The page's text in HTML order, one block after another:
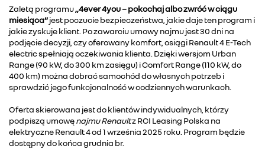
Zaletą programu„4ever 4you − pokochaj albo zwróć w ciągu
miesiąca”jest poczucie bezpieczeństwa, jakie daje ten program i
jakie zyskuje klient. Po zawarciu umowy najmu jest 30 dni na
podjęcie decyzji, czy oferowany komfort, osiągi Renault 4 E-Tech
electric spełniają oczekiwania klienta. Dzięki wersjom Urban
Range (90 kW, do 300 km zasięgu) i Comfort Range (110 kW, do
400 km) można dobrać samochód do własnych potrzeb i
sprawdzić jego funkcjonalność w codziennych warunkach.
Oferta skierowana jest do klientów indywidualnych, którzy
podpiszą umowęnajmu Renaultz RCI Leasing Polska na
elektryczne Renault 4 od 1 września 2025 roku. Program będzie
dostępny do końca grudnia br.